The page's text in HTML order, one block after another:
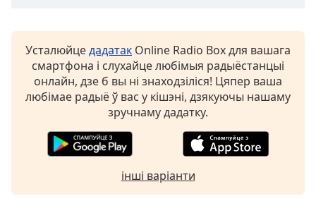
Усталюйцедадатак Online Radio Box для вашага
смартфона і слухайце любімыя радыёстанцыі
онлайн, дзе б вы ні знаходзіліся! Цяпер ваша
любімае радыё ў вас у кішэні, дзякуючы нашаму
зручнаму дадатку.
інші варіанти